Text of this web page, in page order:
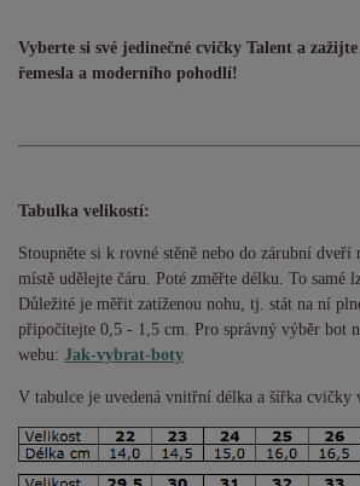
Vyberte si své jedinečné cvičky Talent a
řemesla a moderního pohodlí!
Tabulka velikostí:
Stoupněte si k rovné stěně nebo do zárubní dveří
místě udělejte čáru. Poté změřte délku. To samé
Důležité je měřit zatíženou nohu, tj. stát na ní
připočítejte 0,5 - 1,5 cm. Pro správný výběr bot
webu: Jak-vybrat-boty
V tabulce je uvedená vnitřní délka a šířka cvičky